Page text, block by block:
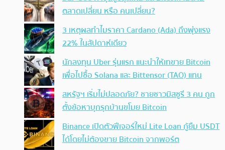
ตลาดเปลี่ยน หรือ คนเปลี่ยน?
3 เหตุผลทำไมราคา Cardano (Ada) ถึงพุ่งแรง
22% ในสัปดาห์เดียว
นักลงทุน Uber รุ่นแรก แนะนำให้เทขาย Bitcoin
เพื่อไปซื้อ Solana และ Bittensor (TAO) แทน
สหรัฐฯ เริ่มไม่ปลอดภัย? ชายชาวมิสซูรี 3 คน ถูก
ตั้งข้อหาบุกรุกบ้านขโมย Bitcoin
Binance เปิดตัวฟีเจอร์ใหม่ Lite Loan กู้ยืม USDT
ได้โดยไม่ต้องขาย Bitcoin จากพอร์ต